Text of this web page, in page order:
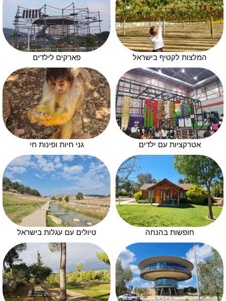
המלצות לקטיף בישראל פארקים לילדים
אטרקציות עם ילדים גני חיות ופינות חי
חופשות בהנחה טיולים עם עגלות בישראל